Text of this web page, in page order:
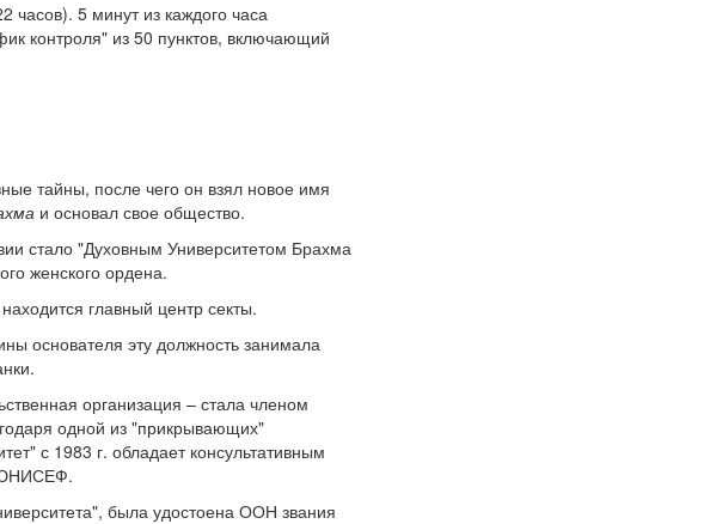
5 минут из каждого часа
контроля" из 50 пунктов, включающий
тайны, после чего он взял новое имя
и основал свое общество.
стало "Духовным Университетом Брахма
женского ордена.
главный центр секты.
основателя эту должность занимала
организация – стала членом
одной из "прикрывающих"
с 1983 г. обладает консультативным
ЮНИСЕФ.
была удостоена ООН звания